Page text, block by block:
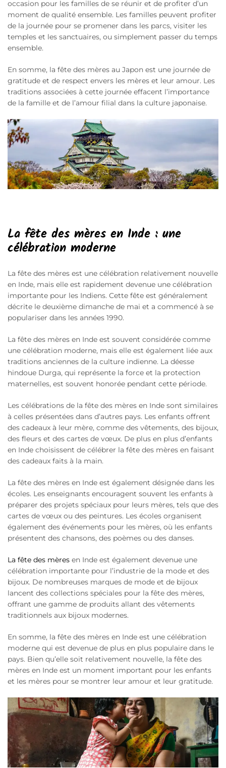
occasion pour les familles de se réunir et de profiter d’un
moment de qualité ensemble. Les familles peuvent profiter
de la journée pour se promener dans les parcs, visiter les
temples et les sanctuaires, ou simplement passer du temps
ensemble.
En somme, la fête des mères au Japon est une journée de
gratitude et de respect envers les mères et leur amour. Les
traditions associées à cette journée effacent l’importance
de la famille et de l’amour filial dans la culture japonaise.
La fête des mères en Inde : une
célébration moderne
La fête des mères est une célébration relativement nouvelle
en Inde, mais elle est rapidement devenue une célébration
importante pour les Indiens. Cette fête est généralement
décrite le deuxième dimanche de mai et a commencé à se
populariser dans les années 1990.
La fête des mères en Inde est souvent considérée comme
une célébration moderne, mais elle est également liée aux
traditions anciennes de la culture indienne. La déesse
hindoue Durga, qui représente la force et la protection
maternelles, est souvent honorée pendant cette période.
Les célébrations de la fête des mères en Inde sont similaires
à celles présentées dans d’autres pays. Les enfants offrent
des cadeaux à leur mère, comme des vêtements, des bijoux,
des fleurs et des cartes de vœux. De plus en plus d’enfants
en Inde choisissent de célébrer la fête des mères en faisant
des cadeaux faits à la main.
La fête des mères en Inde est également désignée dans les
écoles. Les enseignants encouragent souvent les enfants à
préparer des projets spéciaux pour leurs mères, tels que des
cartes de vœux ou des peintures. Les écoles organisent
également des événements pour les mères, où les enfants
présentent des chansons, des poèmes ou des danses.
La fête des mères en Inde est également devenue une
célébration importante pour l’industrie de la mode et des
bijoux. De nombreuses marques de mode et de bijoux
lancent des collections spéciales pour la fête des mères,
offrant une gamme de produits allant des vêtements
traditionnels aux bijoux modernes.
En somme, la fête des mères en Inde est une célébration
moderne qui est devenue de plus en plus populaire dans le
pays. Bien qu’elle soit relativement nouvelle, la fête des
mères en Inde est un moment important pour les enfants
et les mères pour se montrer leur amour et leur gratitude.